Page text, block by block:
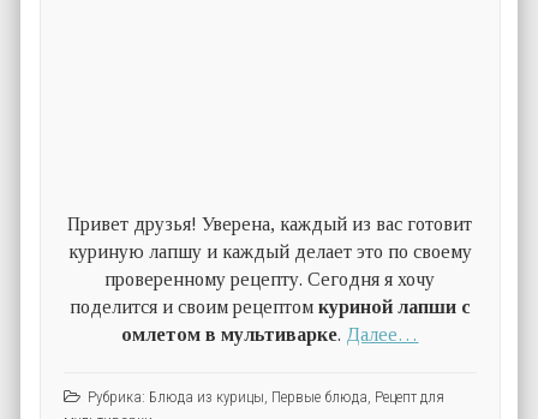
Привет друзья! Уверена, каждый из вас готовит
куриную лапшу и каждый делает это по своему
проверенному рецепту. Сегодня я хочу
поделится и своим рецептом куриной лапши с
омлетом в мультиварке. Далее…
Рубрика: Блюда из курицы, Первые блюда, Рецепт для